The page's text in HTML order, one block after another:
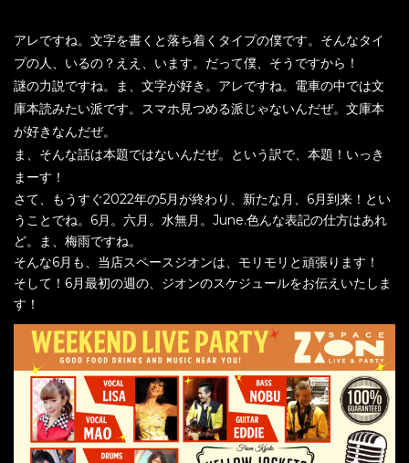
アレですね。文字を書くと落ち着くタイプの僕です。そんなタイ
プの人、いるの？ええ、います。だって僕、そうですから！
謎の力説ですね。ま、文字が好き。アレですね。電車の中では文
庫本読みたい派です。スマホ見つめる派じゃないんだぜ。文庫本
が好きなんだぜ。
ま、そんな話は本題ではないんだぜ。という訳で、本題！いっき
まーす！
さて、もうすぐ2022年の5月が終わり、新たな月、6月到来！とい
うことでね。6月。六月。水無月。June.色んな表記の仕方はあれ
ど。ま、梅雨ですね。
そんな6月も、当店スペースジオンは、モリモリと頑張ります！
そして！6月最初の週の、ジオンのスケジュールをお伝えいたしま
す！